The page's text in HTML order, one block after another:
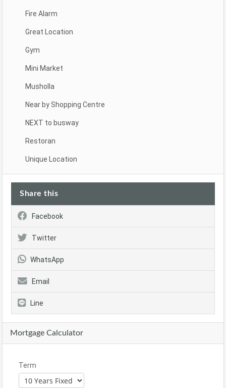
Fire Alarm
Great Location
Gym
Mini Market
Musholla
Near by Shopping Centre
NEXT to busway
Restoran
Unique Location
Share this
Facebook
Twitter
WhatsApp
Email
Line
Mortgage Calculator
Term